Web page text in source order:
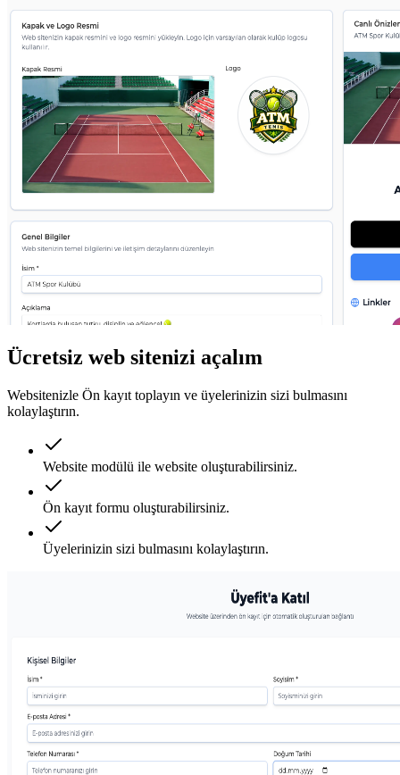
Ücretsiz web sitenizi açalım
Websitenizle Ön kayıt toplayın ve üyelerinizin sizi bulmasını
kolaylaştırın.
Website modülü ile website oluşturabilirsiniz.
Ön kayıt formu oluşturabilirsiniz.
Üyelerinizin sizi bulmasını kolaylaştırın.